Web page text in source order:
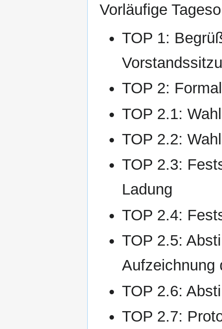
Vorläufige
TOP 1:
TOP 2:
TOP 2.1:
TOP 2.2:
TOP 2.3:
Ladung
TOP 2.4:
TOP 2.5:
Aufzeichnung
TOP 2.6:
TOP 2.7: